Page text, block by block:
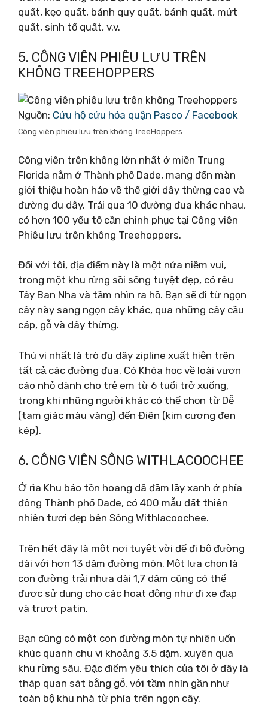
quất, kẹo quất, bánh quy quất, bánh quất, mứt
quất, sinh tố quất, v.v.
5. CÔNG VIÊN PHIÊU LƯU TRÊN
KHÔNG TREEHOPPERS
Nguồn: Cứu hộ cứu hỏa quận Pasco / Facebook
Công viên phiêu lưu trên không TreeHoppers
Công viên trên không lớn nhất ở miền Trung
Florida nằm ở Thành phố Dade, mang đến màn
giới thiệu hoàn hảo về thế giới dây thừng cao và
đường đu dây. Trải qua 10 đường đua khác nhau,
có hơn 100 yếu tố cần chinh phục tại Công viên
Phiêu lưu trên không Treehoppers.
Đối với tôi, địa điểm này là một nửa niềm vui,
trong một khu rừng sồi sống tuyệt đẹp, có rêu
Tây Ban Nha và tầm nhìn ra hồ. Bạn sẽ đi từ ngọn
cây này sang ngọn cây khác, qua những cây cầu
cáp, gỗ và dây thừng.
Thú vị nhất là trò đu dây zipline xuất hiện trên
tất cả các đường đua. Có Khóa học về loài vượn
cáo nhỏ dành cho trẻ em từ 6 tuổi trở xuống,
trong khi những người khác có thể chọn từ Dễ
(tam giác màu vàng) đến Điên (kim cương đen
kép).
6. CÔNG VIÊN SÔNG WITHLACOOCHEE
Ở rìa Khu bảo tồn hoang dã đầm lầy xanh ở phía
đông Thành phố Dade, có 400 mẫu đất thiên
nhiên tươi đẹp bên Sông Withlacoochee.
Trên hết đây là một nơi tuyệt vời để đi bộ đường
dài với hơn 13 dặm đường mòn. Một lựa chọn là
con đường trải nhựa dài 1,7 dặm cũng có thể
được sử dụng cho các hoạt động như đi xe đạp
và trượt patin.
Bạn cũng có một con đường mòn tự nhiên uốn
khúc quanh chu vi khoảng 3,5 dặm, xuyên qua
khu rừng sâu. Đặc điểm yêu thích của tôi ở đây là
tháp quan sát bằng gỗ, với tầm nhìn gần như
toàn bộ khu nhà từ phía trên ngọn cây.